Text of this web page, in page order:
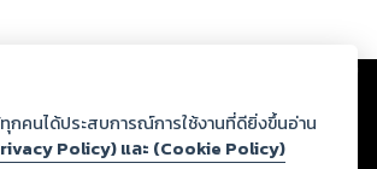
ปโหลดผ่านเว็บไซต์และปรากฏว่าละเมิดสิทธิใน
คคลอื่นหรือขัดต่อกฎหมายและศีลธรรม ดังนั้น ผู้อ่าน
ณในการกลั่นกรองด้วยตนเอง และหากท่านพบว่าส่วน
ทุกคนได้ประสบการณ์การใช้งานที่ดียิ่งขึ้นอ่าน
Policy) และ (Cookie Policy)